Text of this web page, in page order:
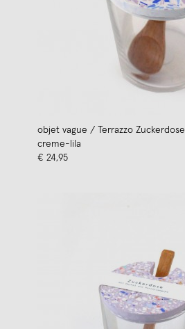
objet vague / Terrazzo
creme-lila
€ 24,95